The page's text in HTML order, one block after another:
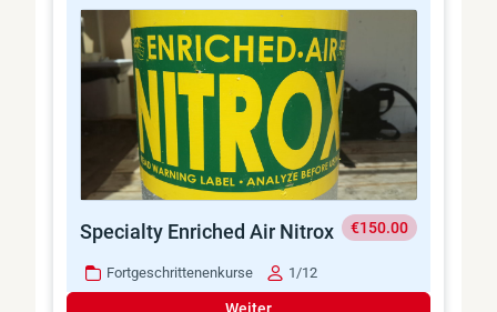
Specialty Enriched Air Nitrox €150.00
Fortgeschrittenenkurse 1/12